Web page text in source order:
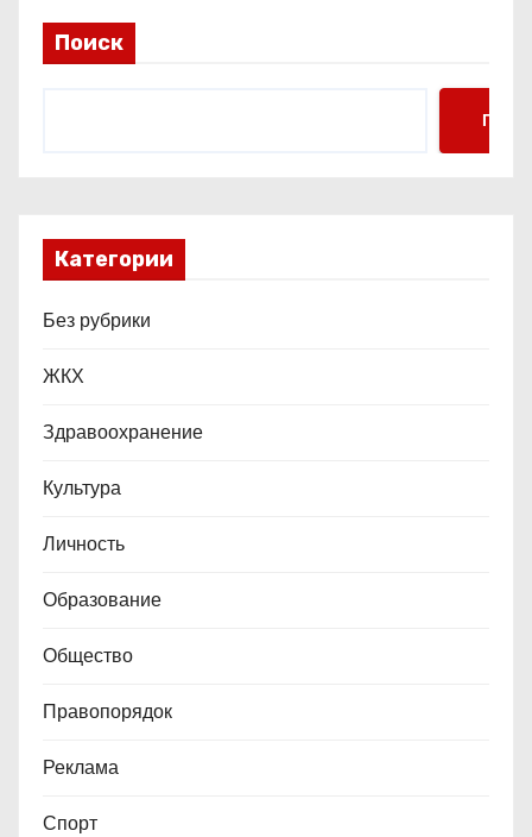
иПоиск
Поиск
Категории
Без рубрики
ЖКХ
Здравоохранение
Культура
Личность
Образование
Общество
Правопорядок
Реклама
Спорт